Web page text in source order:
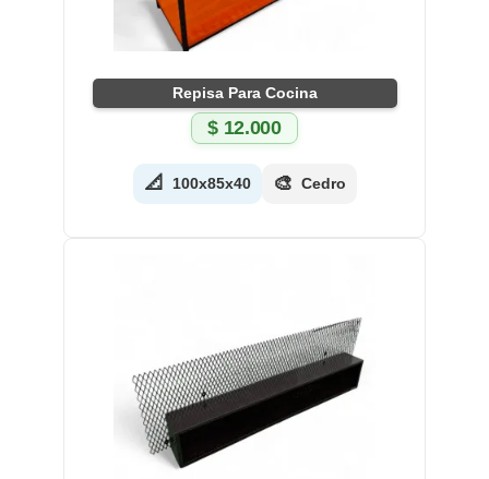
Repisa Para Cocina
$12.000
📐 100x85x40 🎨 Cedro